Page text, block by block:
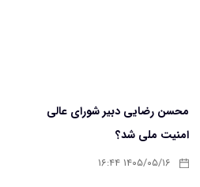
محسن رضایی دبیر شورای عالی
امنیت ملی شد؟
۱۴۰۵/۰۵/۱۶ ۱۶:۴۴